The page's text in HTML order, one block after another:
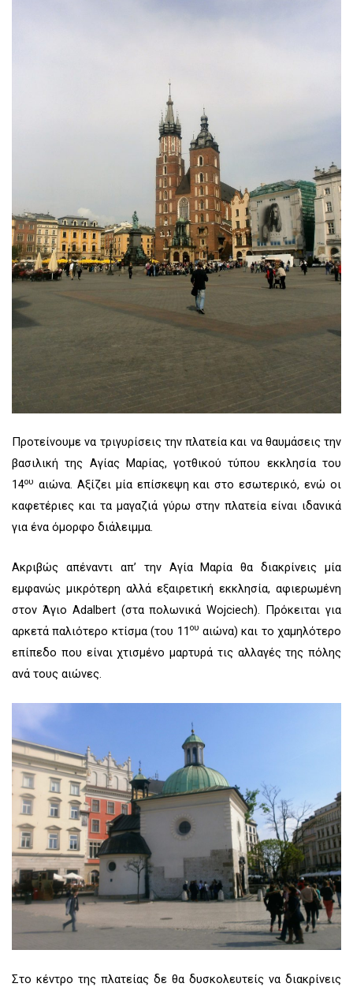
Προτείνουμε να τριγυρίσεις την πλατεία και να θαυμάσεις την
βασιλική της Αγίας Μαρίας, γοτθικού τύπου εκκλησία του
14ου αιώνα. Αξίζει μία επίσκεψη και στο εσωτερικό, ενώ οι
καφετέριες και τα μαγαζιά γύρω στην πλατεία είναι ιδανικά
για ένα όμορφο διάλειμμα.
Ακριβώς απέναντι απ’ την Αγία Μαρία θα διακρίνεις μία
εμφανώς μικρότερη αλλά εξαιρετική εκκλησία, αφιερωμένη
στον Άγιο Adalbert (στα πολωνικά Wojciech). Πρόκειται για
αρκετά παλιότερο κτίσμα (του 11 ου αιώνα) και το χαμηλότερο
επίπεδο που είναι χτισμένο μαρτυρά τις αλλαγές της πόλης
ανά τους αιώνες.
Στο κέντρο της πλατείας δε θα δυσκολευτείς να διακρίνεις